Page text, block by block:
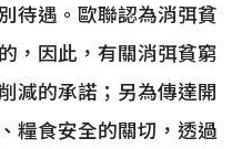
待遇。歐聯認為消弭貧
，因此，有關消弭貧窮
減的承諾；另為傳達開
糧食安全的關切，透過